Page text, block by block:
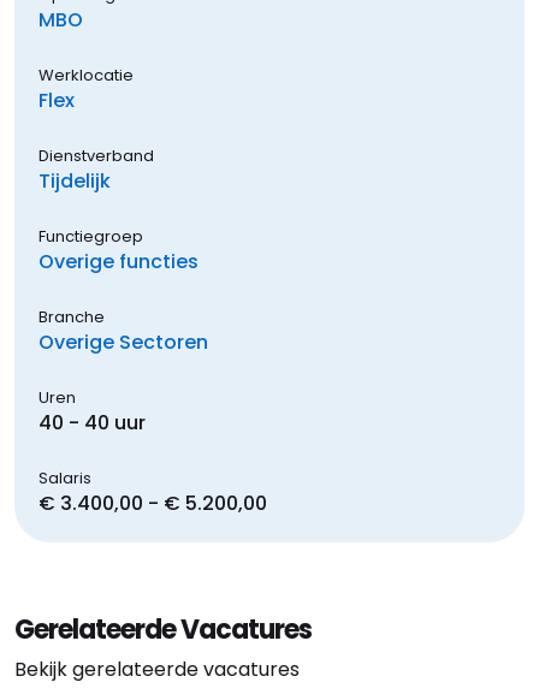
MBO
Werklocatie
Flex
Dienstverband
Tijdelijk
Functiegroep
Overige functies
Branche
Overige Sectoren
Uren
40 - 40 uur
Salaris
€ 3.400,00 - € 5.200,00
Gerelateerde Vacatures
Bekijk gerelateerde vacatures